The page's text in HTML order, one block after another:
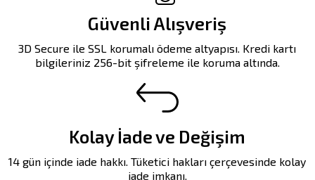
Güvenli Alışveriş
3D Secure ile SSL korumalı ödeme altyapısı. Kredi kartı
bilgileriniz 256-bit şifreleme ile koruma altında.
Kolay İade ve Değişim
14 gün içinde iade hakkı. Tüketici hakları çerçevesinde kolay
iade imkanı.